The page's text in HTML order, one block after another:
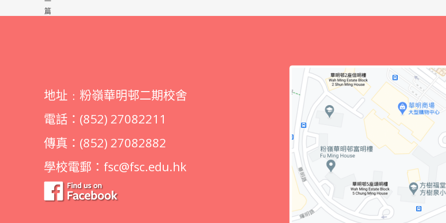
篇
地址﹕粉嶺華明邨二期校舍
電話：(852) 27082211
傳真：(852) 27082882
學校電郵： fsc@fsc.edu.hk